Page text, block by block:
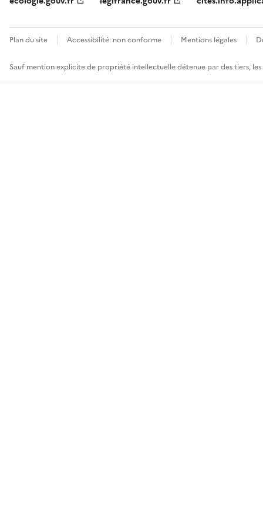
Plan du site Accessibilité: non conforme Mentions légales
Sauf mention explicite de propriété intellectuelle détenue par des tiers,